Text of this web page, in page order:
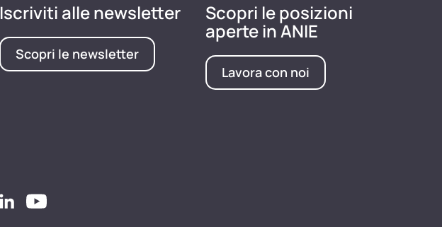
Iscriviti alle newsletter
Scopri le newsletter
Scopri le posizioni
aperte in ANIE
Lavora con noi